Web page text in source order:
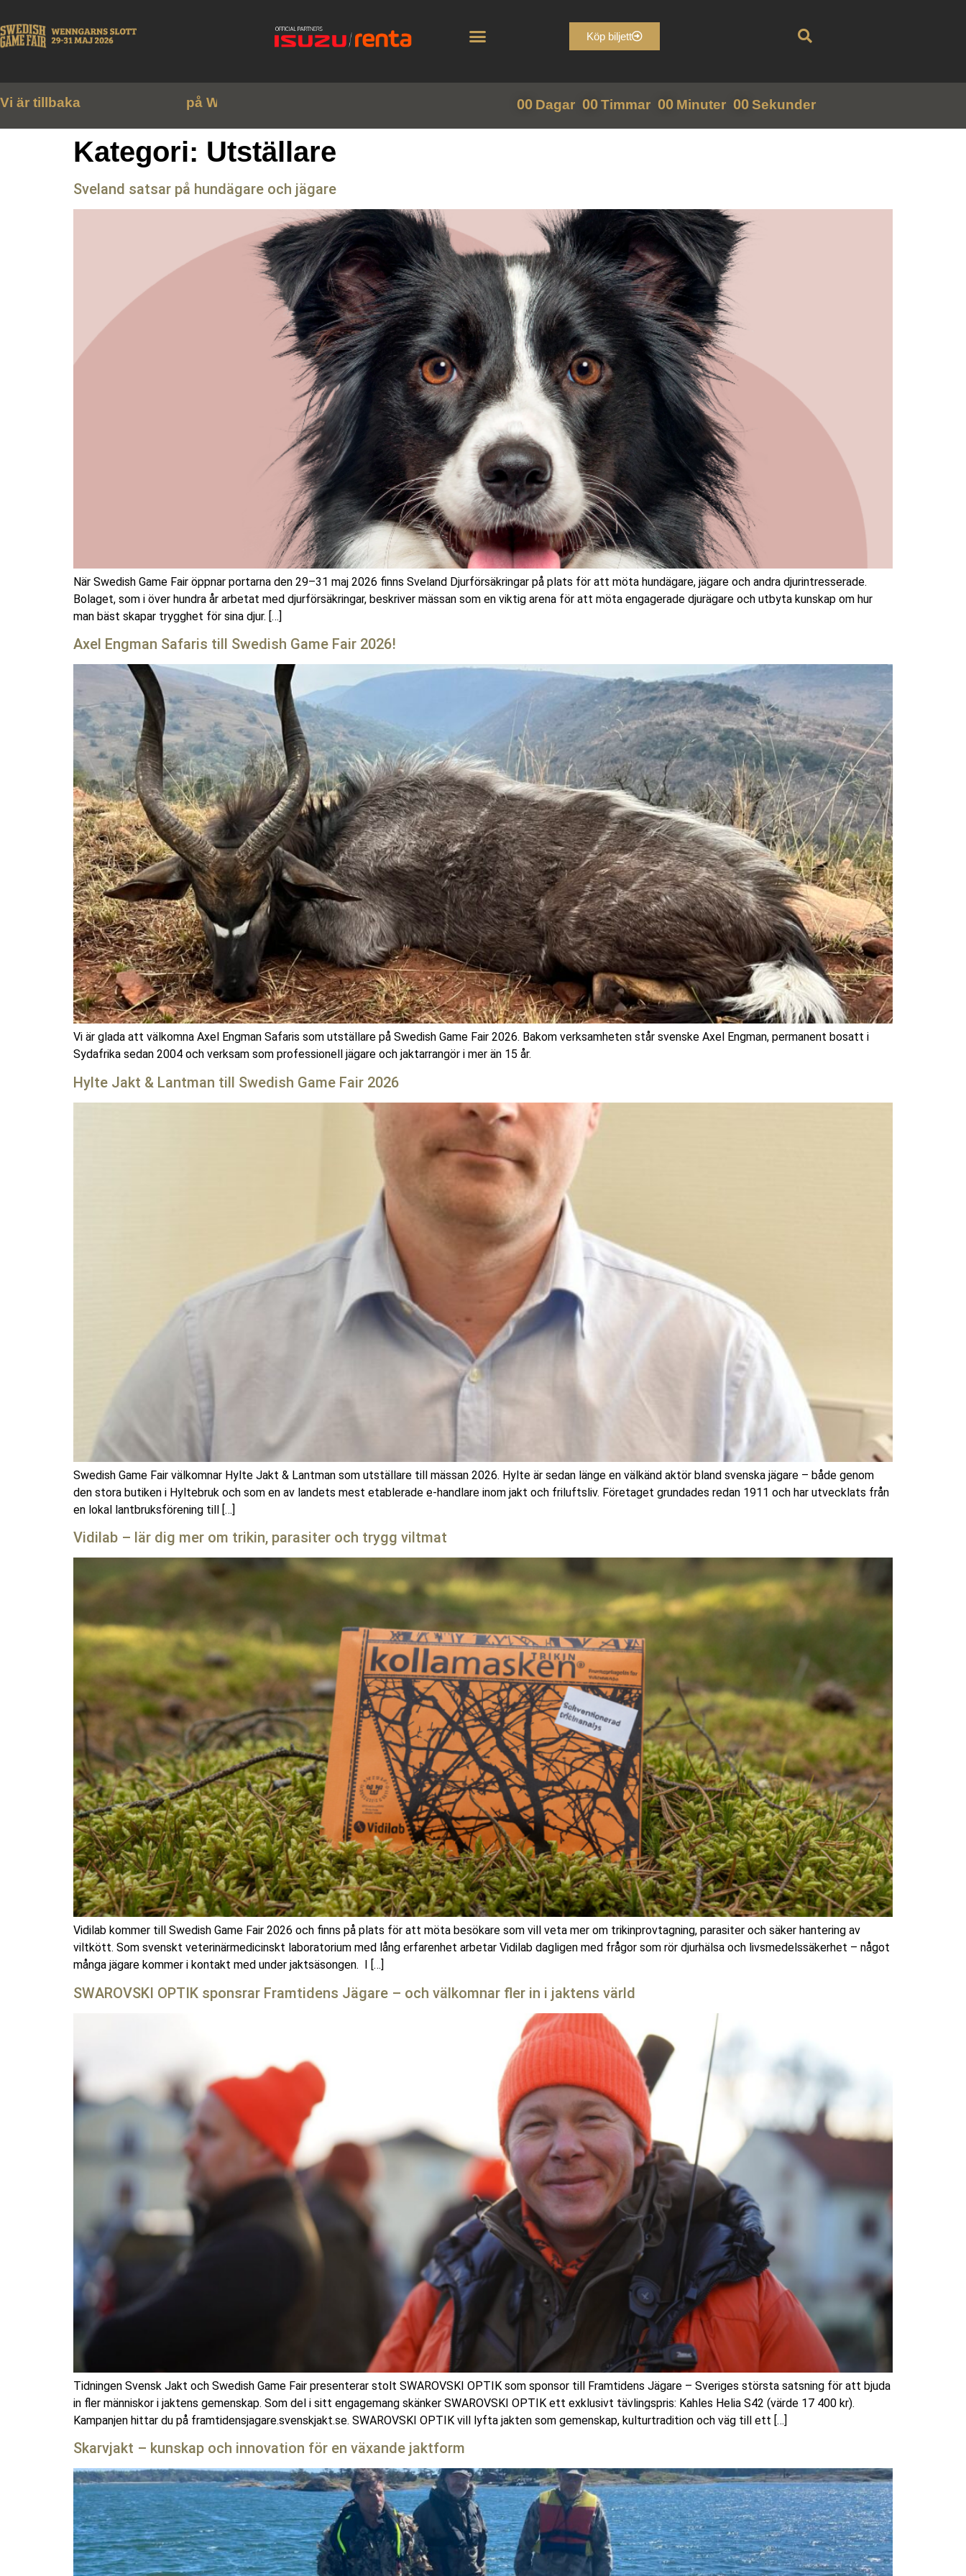
Köp biljett
Vi är tillbaka 00 Dagar 00Timmar 00 Minuter 00Sekunder
Kategori: Utställare
Sveland satsar på hundägare och jägare
När Swedish Game Fair öppnar portarna den 29–31 maj 2026 finns Sveland Djurförsäkringar på plats för att möta hundägare, jägare och andra djurintresserade.
Bolaget, som i över hundra år arbetat med djurförsäkringar, beskriver mässan som en viktig arena för att möta engagerade djurägare och utbyta kunskap om hur
man bäst skapar trygghet för sina djur. […]
Axel Engman Safaris till Swedish Game Fair 2026!
Vi är glada att välkomna Axel Engman Safaris som utställare på Swedish Game Fair 2026. Bakom verksamheten står svenske Axel Engman, permanent bosatt i
Sydafrika sedan 2004 och verksam som professionell jägare och jaktarrangör i mer än 15 år.
Hylte Jakt & Lantman till Swedish Game Fair 2026
Swedish Game Fair välkomnar Hylte Jakt & Lantman som utställare till mässan 2026. Hylte är sedan länge en välkänd aktör bland svenska jägare – både genom
den stora butiken i Hyltebruk och som en av landets mest etablerade e-handlare inom jakt och friluftsliv. Företaget grundades redan 1911 och har utvecklats från
en lokal lantbruksförening till […]
Vidilab – lär dig mer om trikin, parasiter och trygg viltmat
Vidilab kommer till Swedish Game Fair 2026 och finns på plats för att möta besökare som vill veta mer om trikinprovtagning, parasiter och säker hantering av
viltkött. Som svenskt veterinärmedicinskt laboratorium med lång erfarenhet arbetar Vidilab dagligen med frågor som rör djurhälsa och livsmedelssäkerhet – något
många jägare kommer i kontakt med under jaktsäsongen. I […]
SWAROVSKI OPTIK sponsrar Framtidens Jägare – och välkomnar fler in i jaktens värld
Tidningen Svensk Jakt och Swedish Game Fair presenterar stolt SWAROVSKI OPTIK som sponsor till Framtidens Jägare – Sveriges största satsning för att bjuda
in fler människor i jaktens gemenskap. Som del i sitt engagemang skänker SWAROVSKI OPTIK ett exklusivt tävlingspris: Kahles Helia S42 (värde 17 400 kr).
Kampanjen hittar du på framtidensjagare.svenskjakt.se. SWAROVSKI OPTIK vill lyfta jakten som gemenskap, kulturtradition och väg till ett […]
Skarvjakt – kunskap och innovation för en växande jaktform